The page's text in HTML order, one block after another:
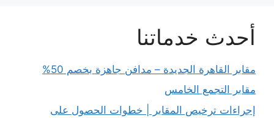
أحدث خدماتنا
مقابر القاهرة الجديدة – مدافن جاهزة بخصم 50%
مقابر التجمع الخامس
إجراءات ترخيص المقابر | خطوات الحصول على